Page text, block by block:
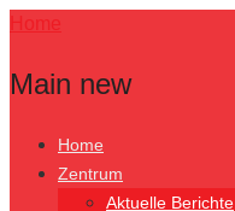
Home
Main new
Home
Zentrum
Aktuelle Berichte